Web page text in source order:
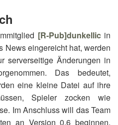
[R-Pub]dunkellicin
News eingereicht hat, werden
serverseitige Änderungen in
Das bedeutet,
eine kleine Datei auf ihre
Spieler zocken wie
Im Anschluss will das Team
an Version 0.6 beginnen.